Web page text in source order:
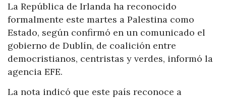
La República de Irlanda ha reconocido
formalmente este martes a Palestina como
Estado, según confirmó en un comunicado el
gobierno de Dublín, de coalición entre
democristianos, centristas y verdes, informó la
agencia EFE.
La nota indicó que este país reconoce a